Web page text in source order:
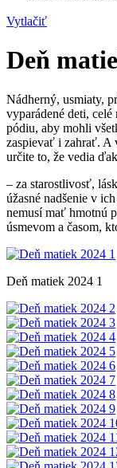
Vytlačiť
Deň
Nádherný, usmiaty,
vyparádené deti,
pódiu, aby mohli
zaspievať i zahrať. A
určite to, že vedia
– za starostlivosť,
úžasné nadšenie v
nemusí mať hmotnú
úsmevom a časom,
Deň matiek 2024 1